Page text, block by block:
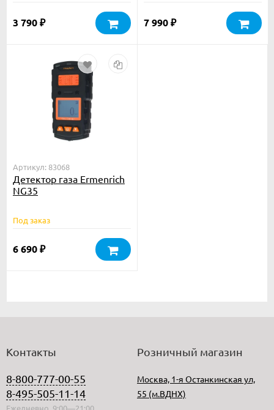
3 790 ₽ 7 990 ₽
Артикул: 83068
Детектор газа Ermenrich
NG35
Под заказ
6 690 ₽
Контакты
8-800-777-00-55
8-495-505-11-14
Ежедневно, 9:00—21:00
Розничный магазин
Москва, 1-я Останкинская ул,
55 (м.ВДНХ)